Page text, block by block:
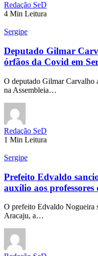
Redação SeD
4 Min Leitura
Sergipe
Deputado Gilmar
órfãos da Covid em
O deputado Gilmar Carvalho
na Assembleia…
Redação SeD
1 Min Leitura
Sergipe
Prefeito Edvaldo
auxílio aos
O prefeito Edvaldo Nogueira
Aracaju, a…